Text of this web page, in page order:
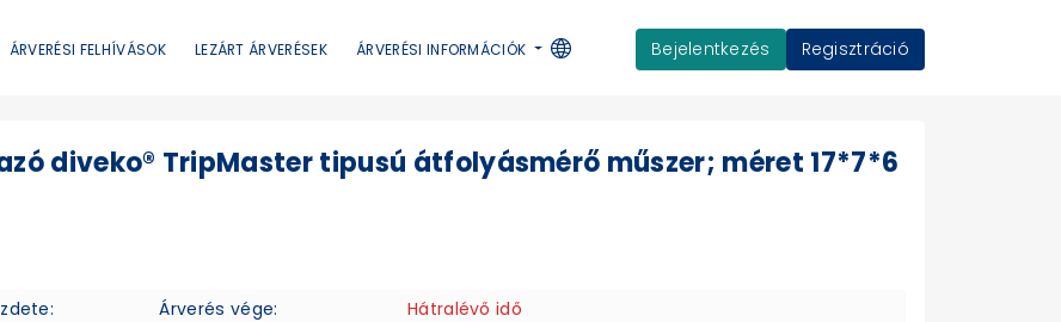
ÁRVERÉSI FELHÍVÁSOK LEZÁRT ÁRVERÉSEK ÁRVERÉSI INFORMÁCIÓK Bejelentkezés Regisztráció
diveko® TripMaster tipusú átfolyásmérő műszer; méret 17*7*6
Árverés vége: Hátralévő idő